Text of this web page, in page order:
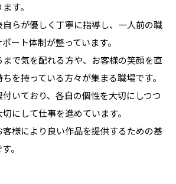
す。
らが優しく丁寧に指導し、一人前の職
ート体制が整っています。
まで気を配れる方や、お客様の笑顔を直
を持っている方々が集まる職場です。
いており、各自の個性を大切にしつつ
にして仕事を進めています。
様により良い作品を提供するための基
。